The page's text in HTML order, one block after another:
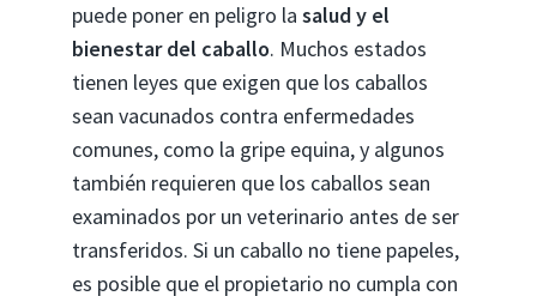
puede poner en peligro la salud y el
bienestar del caballo. Muchos estados
tienen leyes que exigen que los caballos
sean vacunados contra enfermedades
comunes, como la gripe equina, y algunos
también requieren que los caballos sean
examinados por un veterinario antes de ser
transferidos. Si un caballo no tiene papeles,
es posible que el propietario no cumpla con